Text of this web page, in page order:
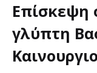
Επίσκεψη
γλύπτη